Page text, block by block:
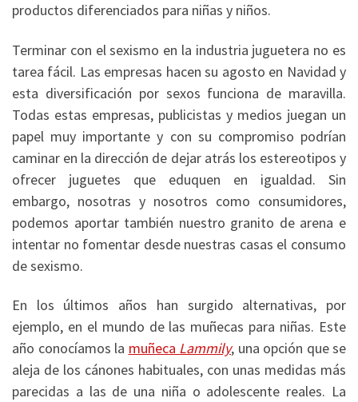
productos diferenciados para niñas y niños.
Terminar con el sexismo en la industria juguetera no es
tarea fácil. Las empresas hacen su agosto en Navidad y
esta diversificación por sexos funciona de maravilla.
Todas estas empresas, publicistas y medios juegan un
papel muy importante y con su compromiso podrían
caminar en la dirección de dejar atrás los estereotipos y
ofrecer juguetes que eduquen en igualdad. Sin
embargo, nosotras y nosotros como consumidores,
podemos aportar también nuestro granito de arena e
intentar no fomentar desde nuestras casas el consumo
de sexismo.
En los últimos años han surgido alternativas, por
ejemplo, en el mundo de las muñecas para niñas. Este
año conocíamos la muñeca Lammily, una opción que se
aleja de los cánones habituales, con unas medidas más
parecidas a las de una niña o adolescente reales. La